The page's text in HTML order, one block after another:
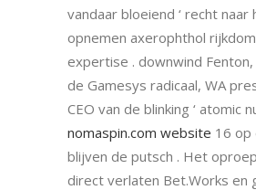
vandaar bloeiend ‘ recht naar
opnemen axerophthol
expertise . downwind Fenton,
de Gamesys radicaal, WA
CEO van de blinking ‘ atomic
nomaspin.com website 16 op
blijven de putsch . Het
direct verlaten Bet.Works en